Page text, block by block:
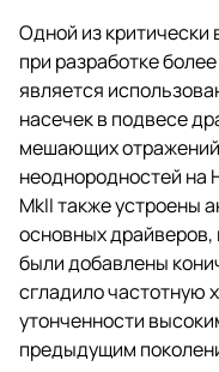
Одной из
при разработке
является
насечек в подвесе
мешающих отражений
неоднородностей
MkII также устроены
основных драйверов,
были добавлены
сгладило частотную
утонченности
предыдущим